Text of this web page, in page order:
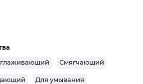
Смягчающий
Для умывания